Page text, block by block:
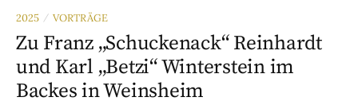
2025 / VORTRÄGE
Zu Franz „Schuckenack“ Reinhardt
und Karl „Betzi“ Winterstein im
Backes in Weinsheim